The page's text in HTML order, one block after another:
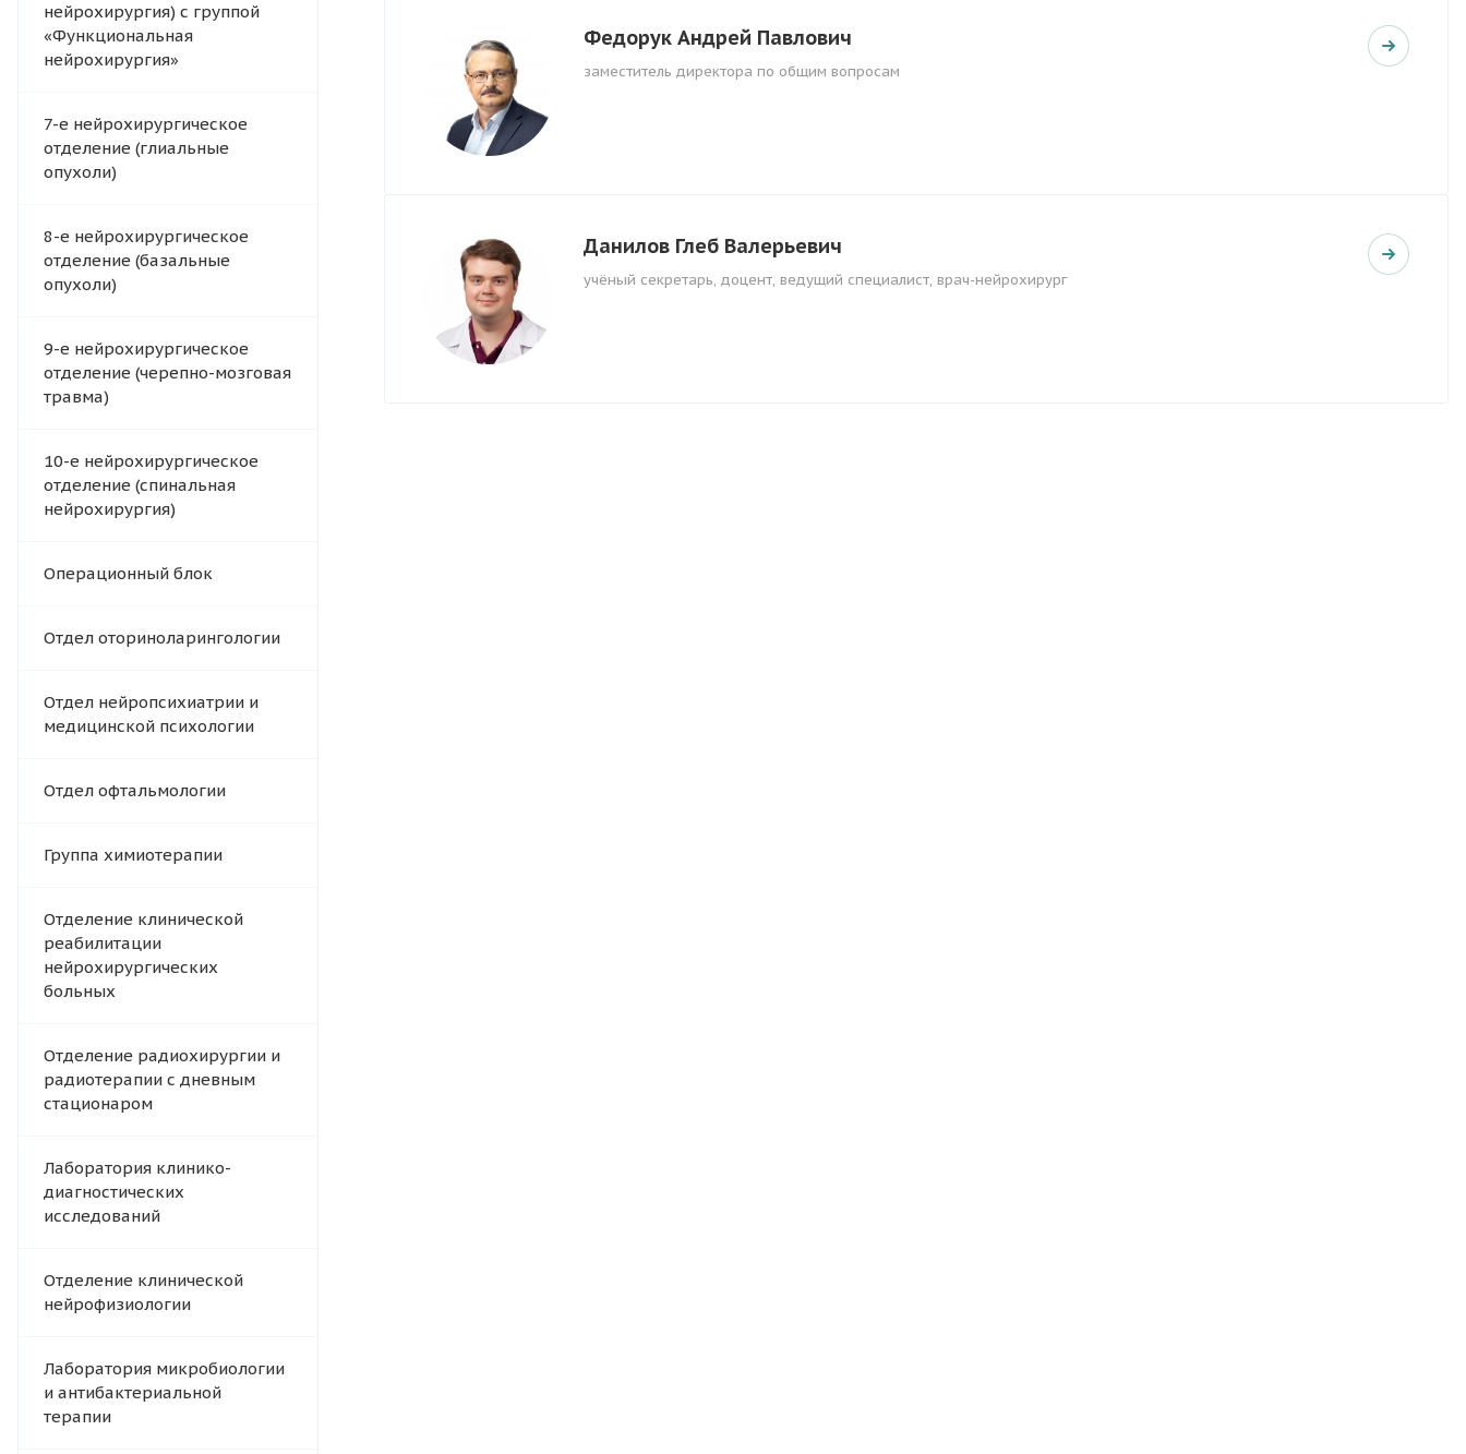
нейрохирургия) с группой
«Функциональная
нейрохирургия»
7-е нейрохирургическое
отделение (глиальные
опухоли)
8-е нейрохирургическое
отделение (базальные
опухоли)
9-е нейрохирургическое
отделение (черепно-мозговая
травма)
10-е нейрохирургическое
отделение (спинальная
нейрохирургия)
Операционный блок
Отдел оториноларингологии
Отдел нейропсихиатрии и
медицинской психологии
Отдел офтальмологии
Группа химиотерапии
Отделение клинической
реабилитации
нейрохирургических
больных
Отделение радиохирургии и
радиотерапии с дневным
стационаром
Лаборатория клинико-
диагностических
исследований
Отделение клинической
нейрофизиологии
Лаборатория микробиологии
и антибактериальной
терапии
Федорук Андрей Павлович
заместитель директора по общим вопросам
Данилов Глеб Валерьевич
учёный секретарь, доцент, ведущий специалист, врач-нейрохирург